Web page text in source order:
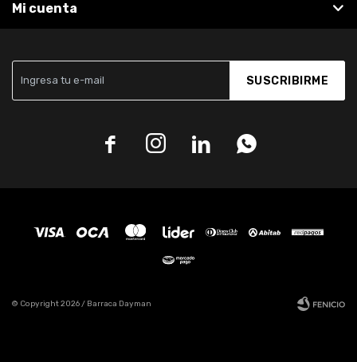
SUSCRIBIRME
   
Mi cuenta
© Copyright 2026 / Barraca Dayman